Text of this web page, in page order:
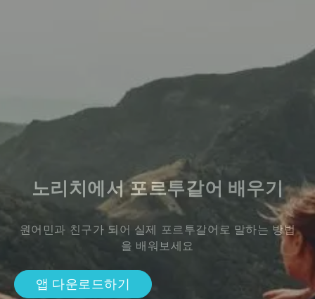
노리치에서 포르투갈어 배우기
원어민과 친구가 되어 실제 포르투갈어로 말하는 방법
을 배워보세요
앱 다운로드하기